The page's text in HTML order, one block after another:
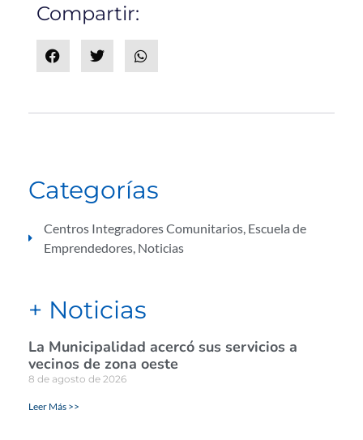
Compartir:
Categorías
Centros Integradores Comunitarios, Escuela de
Emprendedores, Noticias
+ Noticias
La Municipalidad acercó sus servicios a
vecinos de zona oeste
8 de agosto de 2026
Leer Más >>